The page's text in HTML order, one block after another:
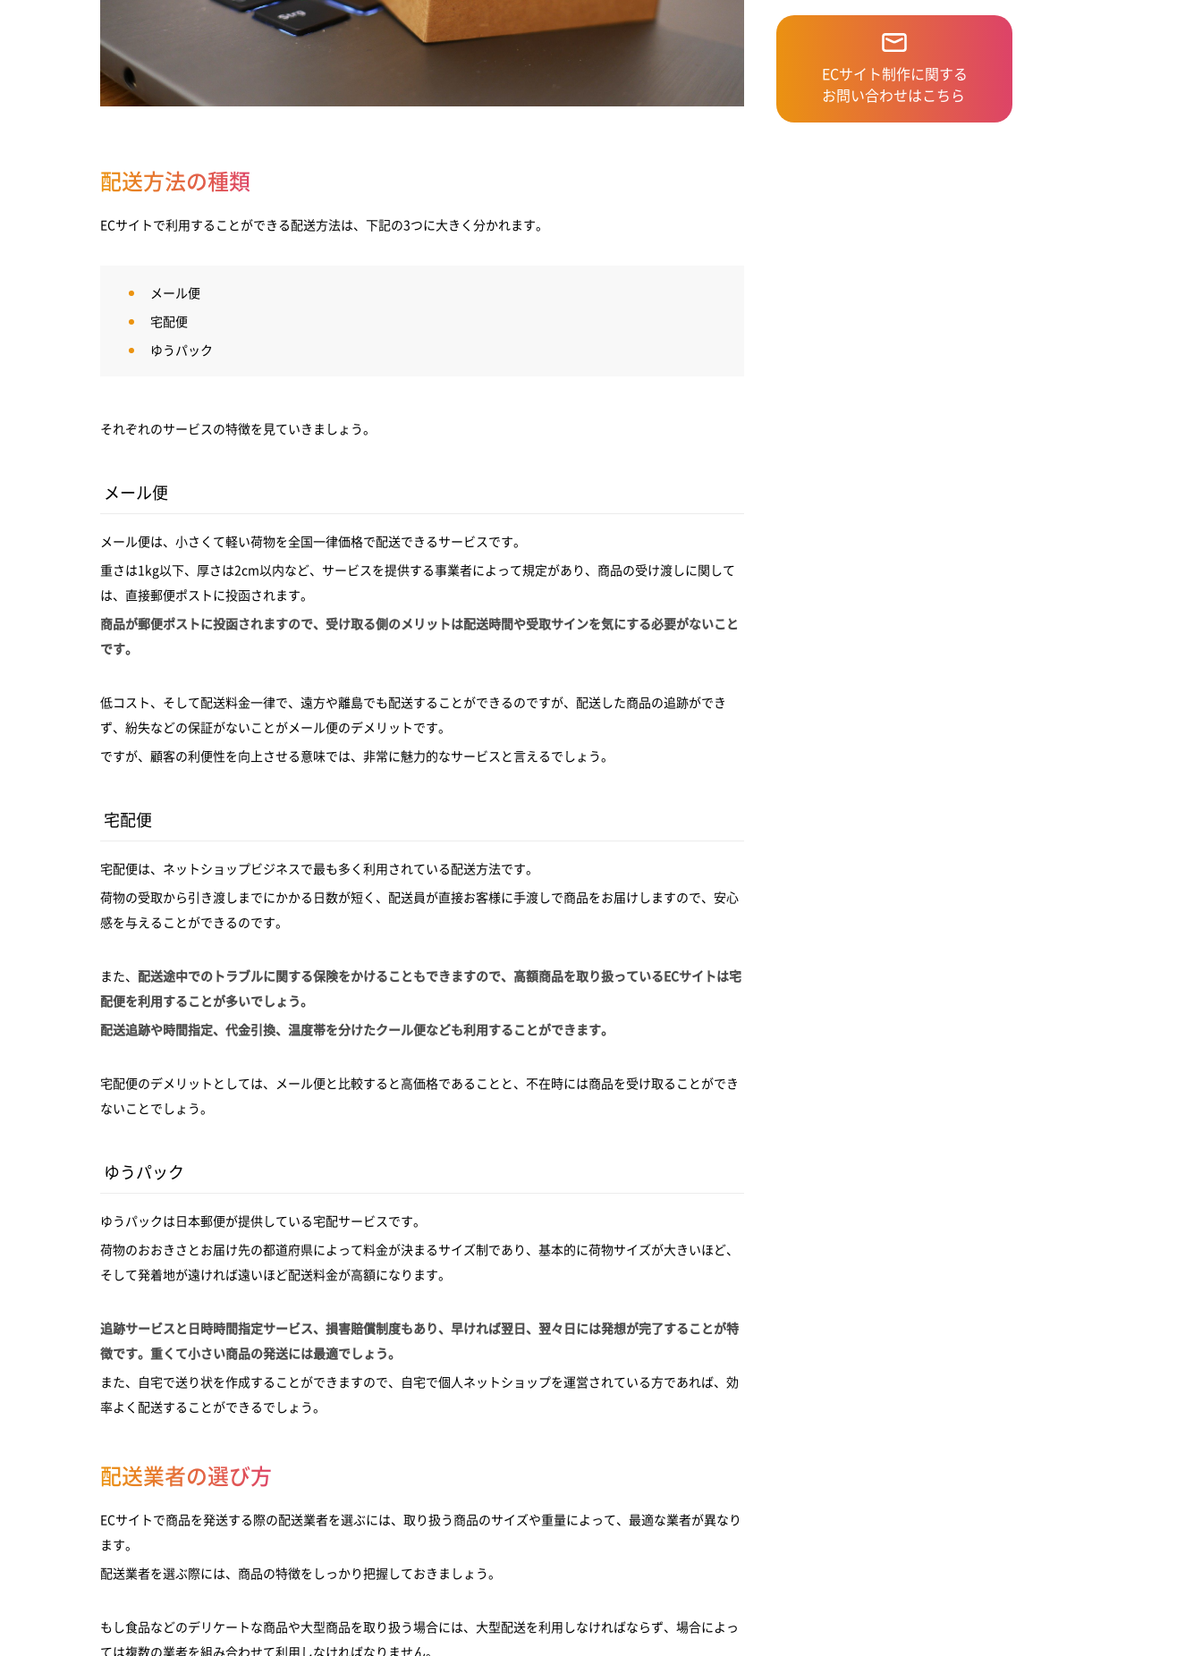
配送方法の種類
ECサイトで利用することができる配送方法は、下記の3つに大きく分かれます。
メール便
宅配便
ゆうパック
それぞれのサービスの特徴を見ていきましょう。
メール便
メール便は、小さくて軽い荷物を全国一律価格で配送できるサービスです。
重さは1kg以下、厚さは2cm以内など、サービスを提供する事業者によって規定があり、商品の受け渡しに関して
は、直接郵便ポストに投函されます。
商品が郵便ポストに投函されますので、受け取る側のメリットは配送時間や受取サインを気にする必要がないこと
です。
低コスト、そして配送料金一律で、遠方や離島でも配送することができるのですが、配送した商品の追跡ができ
ず、紛失などの保証がないことがメール便のデメリットです。
ですが、顧客の利便性を向上させる意味では、非常に魅力的なサービスと言えるでしょう。
宅配便
宅配便は、ネットショップビジネスで最も多く利用されている配送方法です。
荷物の受取から引き渡しまでにかかる日数が短く、配送員が直接お客様に手渡しで商品をお届けしますので、安心
感を与えることができるのです。
また、 配送途中でのトラブルに関する保険をかけることもできますので、高額商品を取り扱っているECサイトは宅
配便を利用することが多いでしょう。
配送追跡や時間指定、代金引換、温度帯を分けたクール便なども利用することができます。
宅配便のデメリットとしては、メール便と比較すると高価格であることと、不在時には商品を受け取ることができ
ないことでしょう。
ゆうパック
ゆうパックは日本郵便が提供している宅配サービスです。
荷物のおおきさとお届け先の都道府県によって料金が決まるサイズ制であり、基本的に荷物サイズが大きいほど、
そして発着地が遠ければ遠いほど配送料金が高額になります。
追跡サービスと日時時間指定サービス、損害賠償制度もあり、早ければ翌日、翌々日には発想が完了することが特
徴です。重くて小さい商品の発送には最適でしょう。
また、自宅で送り状を作成することができますので、自宅で個人ネットショップを運営されている方であれば、効
率よく配送することができるでしょう。
配送業者の選び方
ECサイトで商品を発送する際の配送業者を選ぶには、取り扱う商品のサイズや重量によって、最適な業者が異なり
ます。
配送業者を選ぶ際には、商品の特徴をしっかり把握しておきましょう。
もし食品などのデリケートな商品や大型商品を取り扱う場合には、大型配送を利用しなければならず、場合によっ
ては複数の業者を組み合わせて利用しなければなりません。
ECサイト制作に関する
お問い合わせはこちら